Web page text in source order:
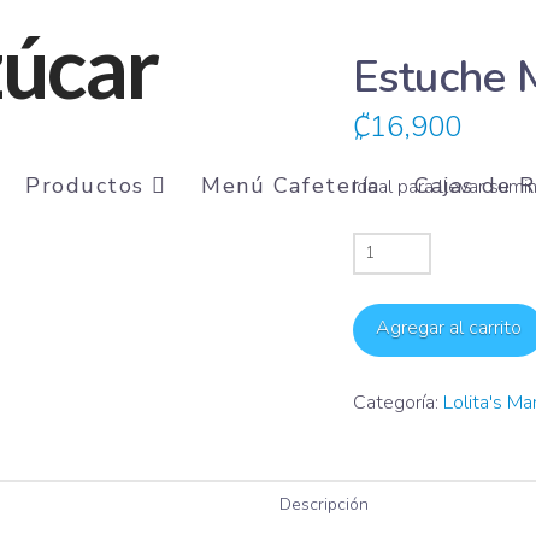
Productos Menú Cafetería Cajas de
Estuche
₡16,900
Ideal para llevar
Estuche
Multifuncional
"Insulinas"
cantidad
Agregar al carrito
Categoría: Lolita's
Descripción